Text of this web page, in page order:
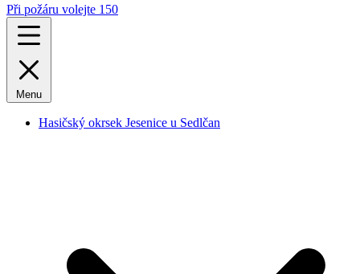
Při požáru volejte 150
Menu
Hasičský okrsek Jesenice u Sedlčan